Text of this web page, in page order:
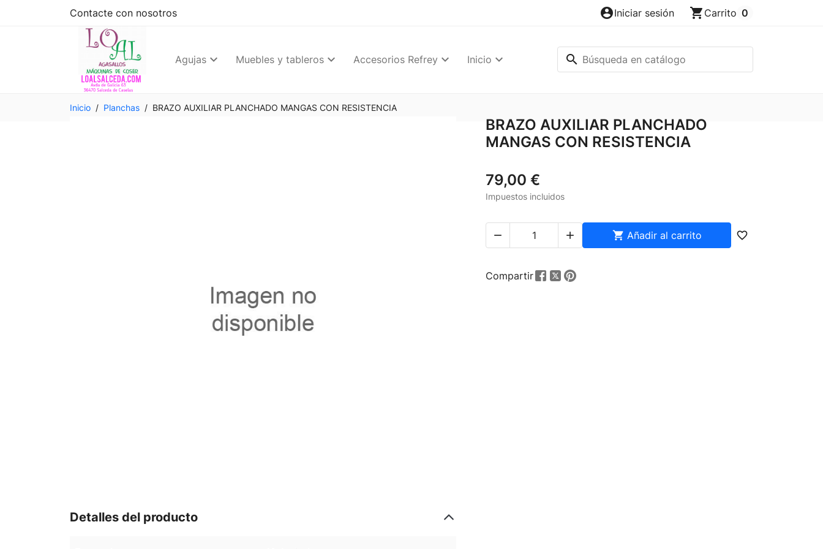
Contacte con nosotros account_circleIniciar sesión shopping_cart Carrito 0
Agujas Muebles y tableros Accesorios Refrey Inicio search
Inicio Planchas BRAZO AUXILIAR PLANCHADO MANGAS CON RESISTENCIA
BRAZO AUXILIAR PLANCHADO
MANGAS CON RESISTENCIA
79,00 €
Impuestos incluidos
   Añadir al carrito favorite_border
Compartir
Detalles del producto